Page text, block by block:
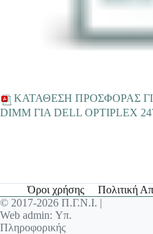
ΚΑΤΑΘΕΣΗ ΠΡΟΣΦΟΡΑΣ
DIMM ΓΙΑ DELL OPTIPLEX
Όροι χρήσης Πολιτική
© 2017-2026 Π.Γ.Ν.Ι. |
Web admin: Υπ.
Πληροφορικής